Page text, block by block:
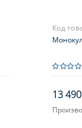
Код
13